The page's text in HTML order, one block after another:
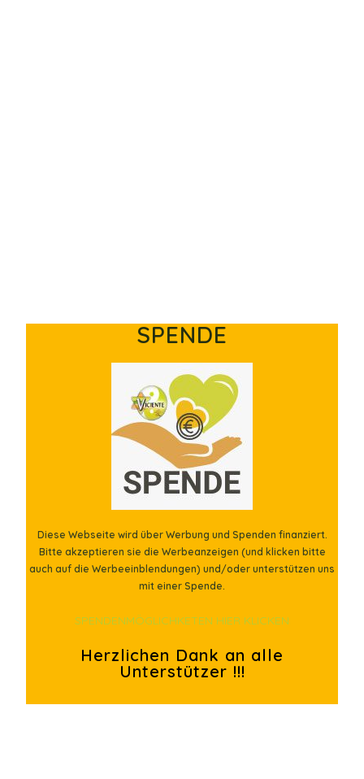
SPENDE
Diese Webseite wird über Werbung und Spenden finanziert.
Bitte akzeptieren sie die Werbeanzeigen (und klicken bitte
auch auf die Werbeeinblendungen) und/oder unterstützen uns
mit einer Spende.
SPENDENMÖGLICHKETEN HIER KLICKEN
Herzlichen Dank an alle
Unterstützer !!!